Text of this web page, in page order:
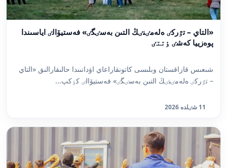
«التاي – تٷركٸ ەلەمٸنٸڭ التىن بەسٸگٸ» فەستيۆالٸ اياسىندا
پوەزييا كەشٸ ٶتتٸ
شىعىس قازاقستان وبلىسى كاتونقاراعاي اۋدانىندا حالىقارالىق «التاي
– تٷركٸ ەلەمٸنٸڭ التىن بەسٸگٸ» فەستيۆالٸ كٶكپ...
11 شٸلدە 2026